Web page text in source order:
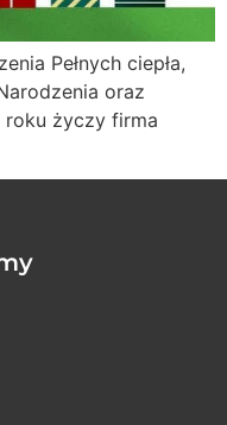
Pełnych ciepła,
oraz
życzy firma